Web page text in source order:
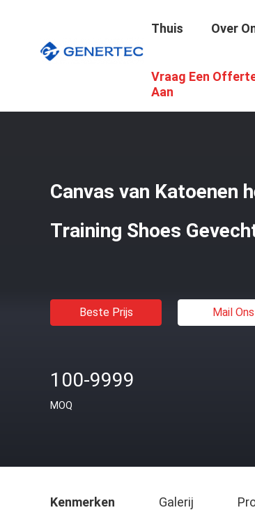
Thuis Over
Vraag Een
Aan
Gevechts Tactische
Canvas van
Training Shoes
Beste Prijs Mail Ons
100-9999
MOQ
Kenmerken Galerij